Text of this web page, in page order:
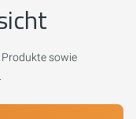
Produkte sowie